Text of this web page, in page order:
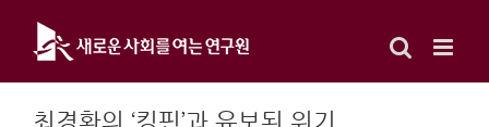
content
최경환의 ‘킹핀’과 유보된 위기